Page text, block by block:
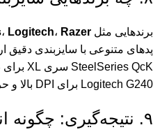
برندهایی مثل ، Logitech، Razer
پدهای متنوعی با سایزبندی دقیق
Logitech G240 برای DPI بالا و حرکات سریع طراحی شده است.
۹. نتیجه‌گیری: چگونه انتخاب کنیم؟